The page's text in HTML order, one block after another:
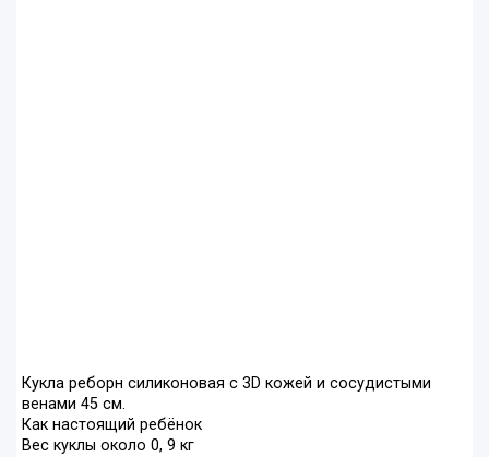
Кукла реборн силиконовая с 3D кожей и сосудистыми
венами 45 см.
Как настоящий ребёнок
Вес куклы около 0, 9 кг